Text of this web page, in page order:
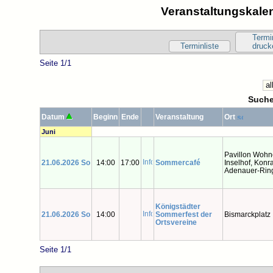
Terminliste
Seite 1/1
Datum Beginn Ende Veranstaltung Ort
Juni
21.06.2026 So 14:00 17:00 Sommercafé
Pavillon
Inselhof,
Adenauer-
21.06.2026 So 14:00
Königstädter
Sommerfest der
Ortsvereine
Bismarckplatz
Seite 1/1